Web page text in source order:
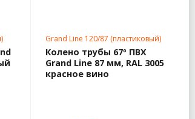
Grand Line 120/87 (пластиковый)
Колено трубы 67º ПВХ
Grand Line 87 мм, RAL 3005
красное вино